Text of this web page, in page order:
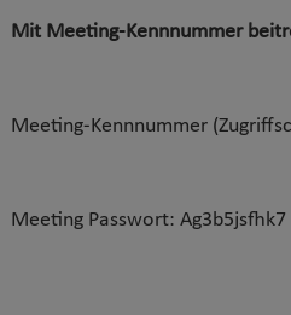
Mit Meeting-Kennnummer
Meeting-Kennnummer
Meeting Passwort: Ag3b5jsfhk7